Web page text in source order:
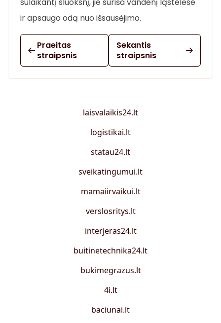
ir apsaugo odą nuo išsausėjimo.
Praeitas
straipsnis
Sekantis
straipsnis
laisvalaikis24.lt
logistikai.lt
statau24.lt
sveikatingumui.lt
mamaiirvaikui.lt
verslosritys.lt
interjeras24.lt
buitinetechnika24.lt
bukimegrazus.lt
4i.lt
baciunai.lt